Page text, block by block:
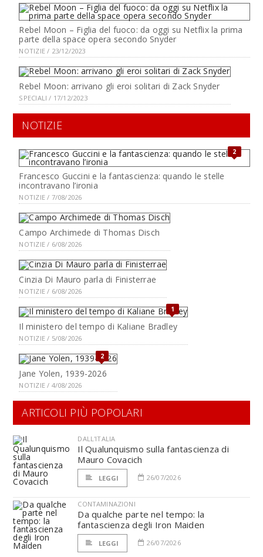
Rebel Moon – Figlia del fuoco: da oggi su Netflix la prima
parte della space opera secondo Snyder
NOTIZIE / 23/12/2023
Rebel Moon: arrivano gli eroi solitari di Zack Snyder
SPECIALI / 17/12/2023
NOTIZIE
2
Francesco Guccini e la fantascienza: quando le stelle
incontravano l’ironia
NOTIZIE / 7/08/2026
Campo Archimede di Thomas Disch
NOTIZIE / 6/08/2026
Cinzia Di Mauro parla di Finisterrae
NOTIZIE / 6/08/2026
1
Il ministero del tempo di Kaliane Bradley
NOTIZIE / 5/08/2026
2
Jane Yolen, 1939-2026
NOTIZIE / 4/08/2026
ARTICOLI PIÙ POPOLARI
DALL'ITALIA
Il Qualunquismo sulla fantascienza di
Mauro Covacich
LEGGI 26/07/2026
CONTAMINAZIONI
Da qualche parte nel tempo: la
fantascienza degli Iron Maiden
LEGGI 26/07/2026